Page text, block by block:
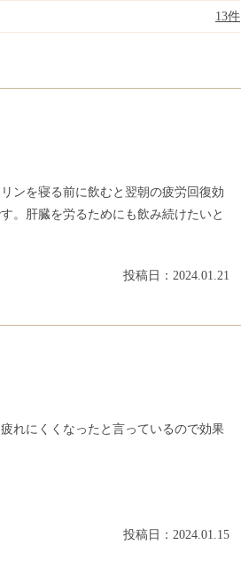
13件
ンを寝る前に飲むと翌朝の疲労回復効
。肝臓を労るためにも飲み続けたいと
投稿日：2024.01.21
れにくくなったと言っているので効果
投稿日：2024.01.15